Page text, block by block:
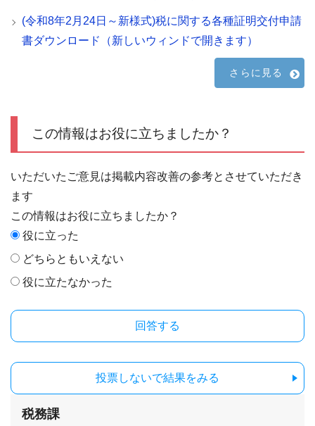
(令和8年2月24日～新様式)税に関する各種証明交付申請
書ダウンロード（新しいウィンドで開きます）
さらに見る
この情報はお役に立ちましたか？
いただいたご意見は掲載内容改善の参考とさせていただき
ます
この情報はお役に立ちましたか？
役に立った
どちらともいえない
役に立たなかった
投票しないで結果をみる
税務課